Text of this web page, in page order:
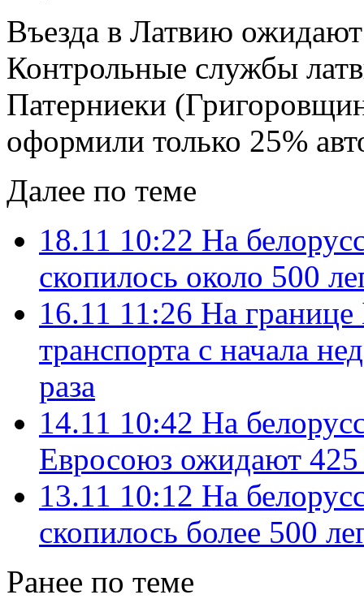
Въезда в Латвию ожидают
Контрольные службы
Патерниеки
оформили только 25%
Далее по теме
18.11 10:22 На
скопилось около 500
16.11 11:26 На границе
транспорта c начала
раза
14.11 10:42 На
Евросоюз ожидают 425
13.11 10:12 На
скопилось более 500
Ранее по теме